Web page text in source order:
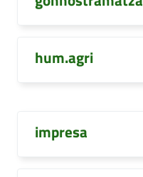
hum.agri
impresa